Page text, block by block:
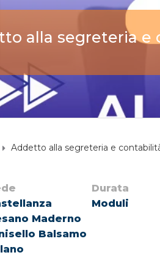
alla segreteria e
Addetto alla segreteria e
Maderno
Balsamo
Durata
Moduli